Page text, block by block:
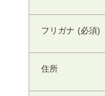
フリガナ (必須)
住所